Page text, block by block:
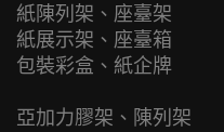
紙陳列架、座臺架
紙展示架、座臺箱
包裝彩盒、紙企牌
亞加力膠架、陳列架